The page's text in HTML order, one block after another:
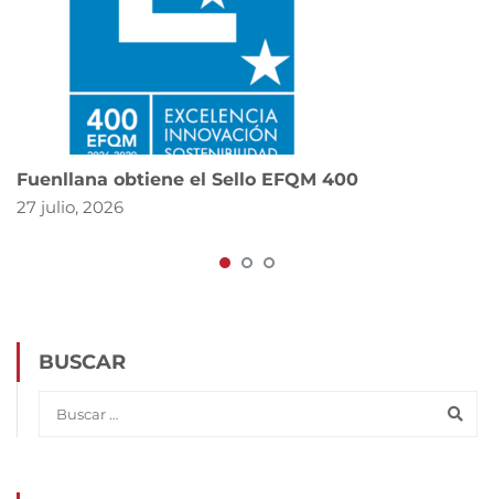
Fuenllana obtiene el Sello EFQM 400
27 julio, 2026
BUSCAR